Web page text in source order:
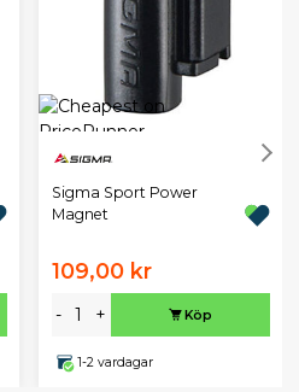
Sigma Sport Power
Magnet
109,00 kr
- + Köp
1-2 vardagar